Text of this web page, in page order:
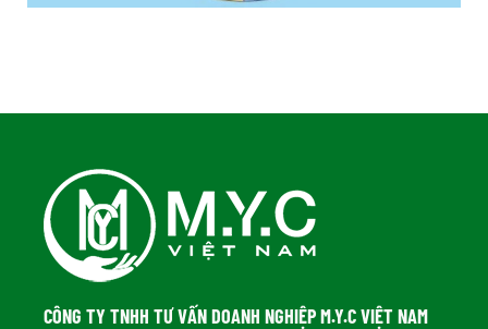
CÔNG TY TNHH TƯ VẤN DOANH NGHIỆP M.Y.C VIỆT NAM